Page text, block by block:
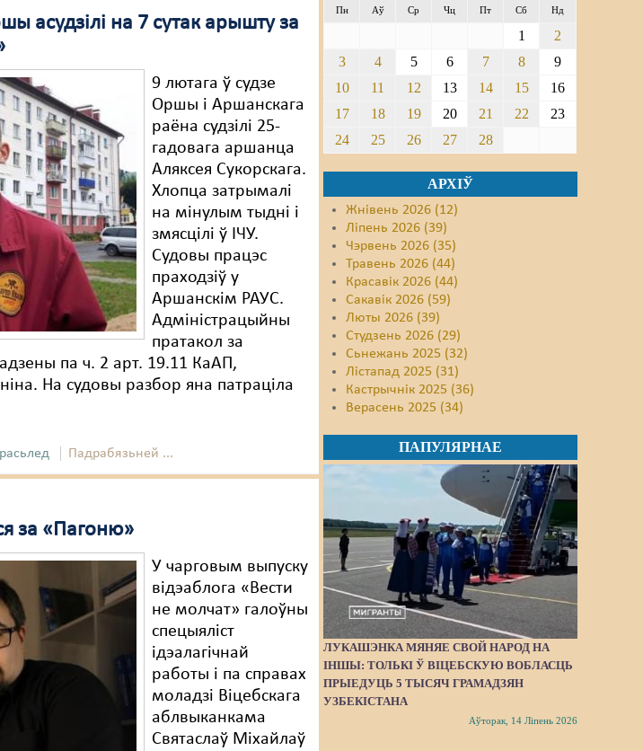
асудзілі на 7 сутак арышту за
9 лютага ў судзе
Оршы і Аршанскага
раёна судзілі 25-
гадовага аршанца
Аляксея Сукорскага.
Хлопца затрымалі
на мінулым тыдні і
змясцілі ў ІЧУ.
Судовы працэс
праходзіў у
Аршанскім РАУС.
Адміністрацыйны
пратакол за
па ч. 2 арт. 19.11 КаАП,
На судовы разбор яна патраціла
Падрабязьней ...
за «Пагоню»
У чарговым выпуску
відэаблога «Вести
не молчат» галоўны
спецыяліст
ідэалагічнай
работы і па справах
моладзі Віцебскага
аблвыканкама
Святаслаў Міхайлаў
Пн Аў Ср Чц Пт Сб Нд
1
2
3
4 5 6 7 8
9
10
11 12 13 14 15
16
17
18 19 20 21 22
23
24
25 26 27 28
АРХІЎ
Жнівень 2026 (12)
Ліпень 2026 (39)
Чэрвень 2026 (35)
Травень 2026 (44)
Красавік 2026 (44)
Сакавік 2026 (59)
Люты 2026 (39)
Студзень 2026 (29)
Сьнежань 2025 (32)
Лістапад 2025 (31)
Кастрычнік 2025 (36)
Верасень 2025 (34)
ПАПУЛЯРНАЕ
ЛУКАШЭНКА МЯНЯЕ СВОЙ НАРОД НА
ІНШЫ: ТОЛЬКІ Ў ВІЦЕБСКУЮ ВОБЛАСЦЬ
ПРЫЕДУЦЬ 5 ТЫСЯЧ ГРАМАДЗЯН
УЗБЕКІСТАНА
Аўторак, 14 Ліпень 2026